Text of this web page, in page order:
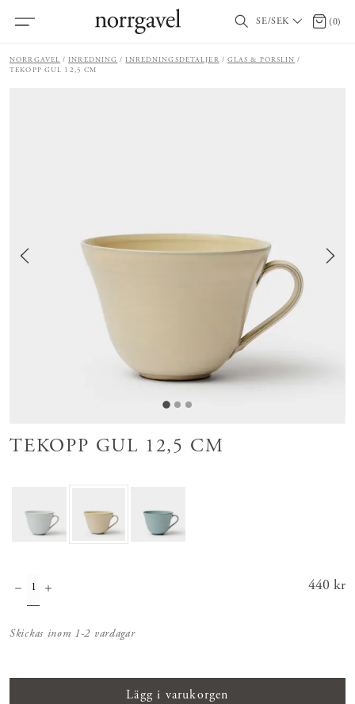
SE/SEK 0 (0)
NORRGAVEL INREDNING INREDNINGSDETALJER
GLAS & PORSLIN
TEKOPP GUL 12,5 CM
TEKOPP GUL 12,5 CM
Pris :
440 kr
Skickas inom 1-2 vardagar
Lägg i varukorgen